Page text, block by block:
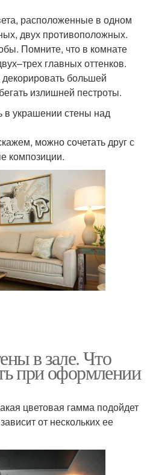
расположенные в одном
двух противоположных.
Помните, что в комнате
главных оттенков.
декорировать большей
излишней пестроты.
в украшении стены над
можно сочетать друг с
композиции.
в зале. Что
при оформлении
цветовая гамма подойдет
от нескольких ее